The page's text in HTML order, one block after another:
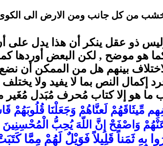
الواح خشب من كل جانب ومن الارض الى
ذو عقل ينكر أن هذا يدل على
هو موضح , لكن البعض أوردها
بينهم هل من الممكن أن
النص بما لا يفيد ولا
هو إلا كتاب مُحرف مُبَدل مُغَير
مِّيثَاقَهُمْ لَعنَّاهُمْ وَجَعَلْنَا قُلُوبَهُمْ
وَاصْفَحْ إِنَّ اللّهَ يُحِبُّ الْمُحْسِنِينَ
بِهِ ثَمَناً قَلِيلاً فَوَيْلٌ لَهُمْ مِمَّا